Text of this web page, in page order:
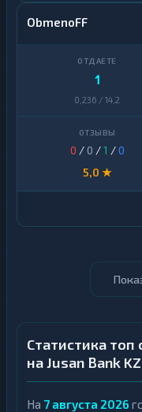
ObmenoFF
1
0,236 / 14,2
0 / 0 /1 /0
5,0 ★
Статистика топ
на Jusan Bank
На 7 августа 2026